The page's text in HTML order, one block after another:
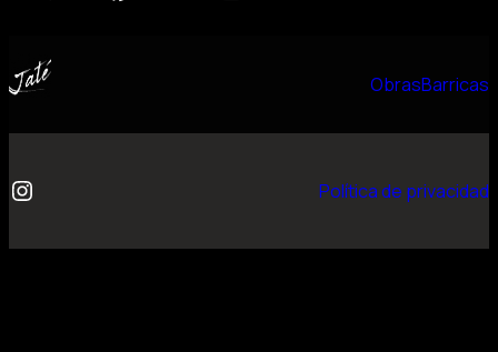
ObrasBarricas
Instagram Política de privacidad